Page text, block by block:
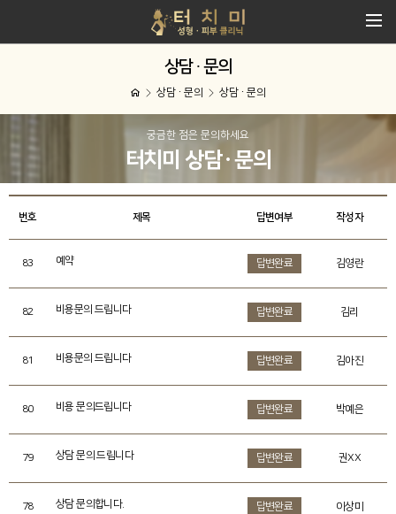
상담 ∙ 문의
상담 ∙ 문의 상담 ∙ 문의
궁금한 점은 문의하세요
터치미 상담 ∙ 문의
번호 제목 답변여부 작성자
83 예약 답변완료 김영란
82 비용문의 드립니다 답변완료 김리
81 비용문의 드립니다 답변완료 김아진
80 비용 문의드립니다 답변완료 박예은
79 상담 문의 드립니다 답변완료 권XX
78 상담 문의합니다. 답변완료 이상미